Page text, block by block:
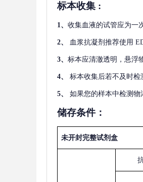
标本收集 :
1、 收集血液的试管应为一
2、 血浆抗凝剂推荐使用
3、 标本应清澈透明，悬浮
4、 标本收集后若不及时
5、 如果您的样本中检测物
储存条件：
未开封完整试剂盒